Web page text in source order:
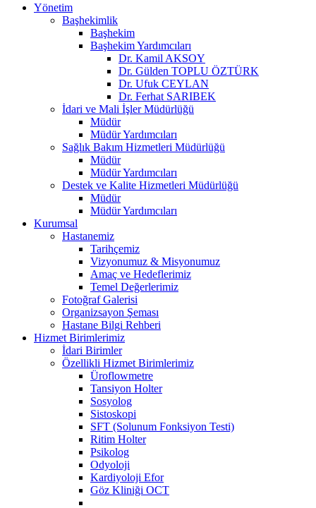
Yönetim
Başhekimlik
Başhekim
Başhekim Yardımcıları
Dr. Kamil AKSOY
Dr. Gülden TOPLU ÖZTÜRK
Dr. Ufuk CEYLAN
Dr. Ferhat SARIBEK
İdari ve Mali İşler Müdürlüğü
Müdür
Müdür Yardımcıları
Sağlık Bakım Hizmetleri Müdürlüğü
Müdür
Müdür Yardımcıları
Destek ve Kalite Hizmetleri Müdürlüğü
Müdür
Müdür Yardımcıları
Kurumsal
Hastanemiz
Tarihçemiz
Vizyonumuz & Misyonumuz
Amaç ve Hedeflerimiz
Temel Değerlerimiz
Fotoğraf Galerisi
Organizsayon Şeması
Hastane Bilgi Rehberi
Hizmet Birimlerimiz
İdari Birimler
Özellikli Hizmet Birimlerimiz
Üroflowmetre
Tansiyon Holter
Sosyolog
Sistoskopi
SFT (Solunum Fonksiyon Testi)
Ritim Holter
Psikolog
Odyoloji
Kardiyoloji Efor
Göz Kliniği OCT